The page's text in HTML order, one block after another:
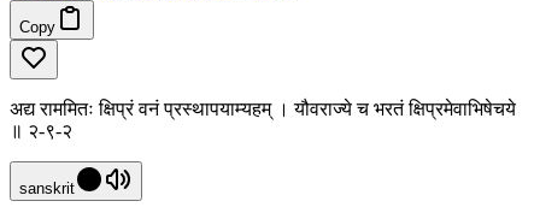
Copy
अद्य राममितः क्षिप्रं वनं प्रस्थापयाम्यहम् । यौवराज्ये च भरतं क्षिप्रमेवाभिषेचये
॥ २-९-२
sanskrit